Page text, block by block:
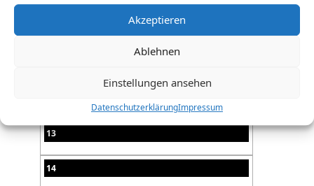
Akzeptieren
Ablehnen
Einstellungen ansehen
DatenschutzerklärungImpressum
13
14